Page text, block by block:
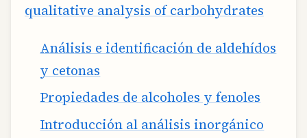
qualitative analysis of carbohydrates
Análisis e identificación de aldehídos
y cetonas
Propiedades de alcoholes y fenoles
Introducción al análisis inorgánico